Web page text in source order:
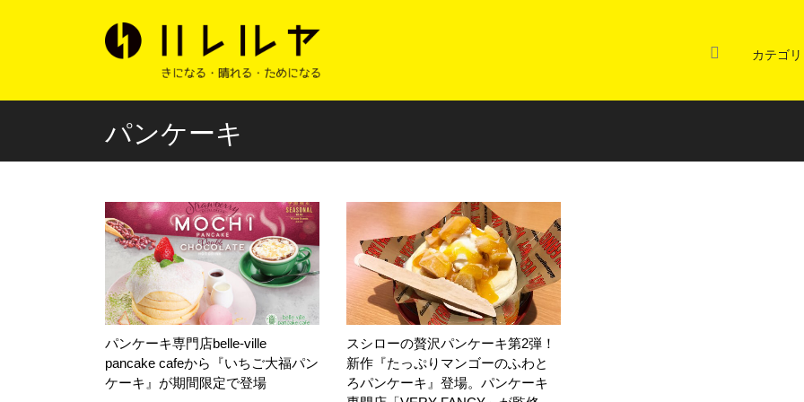
カテゴリ
パンケーキ
パンケーキ専門店belle-ville
pancake cafeから『いちご大福パン
ケーキ』が期間限定で登場
スシローの贅沢パンケーキ第2弾！
新作『たっぷりマンゴーのふわと
ろパンケーキ』登場。パンケーキ